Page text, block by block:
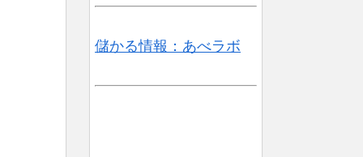
儲かる情報：あべラボ